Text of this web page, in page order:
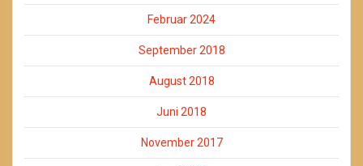
Februar 2024
September 2018
August 2018
Juni 2018
November 2017